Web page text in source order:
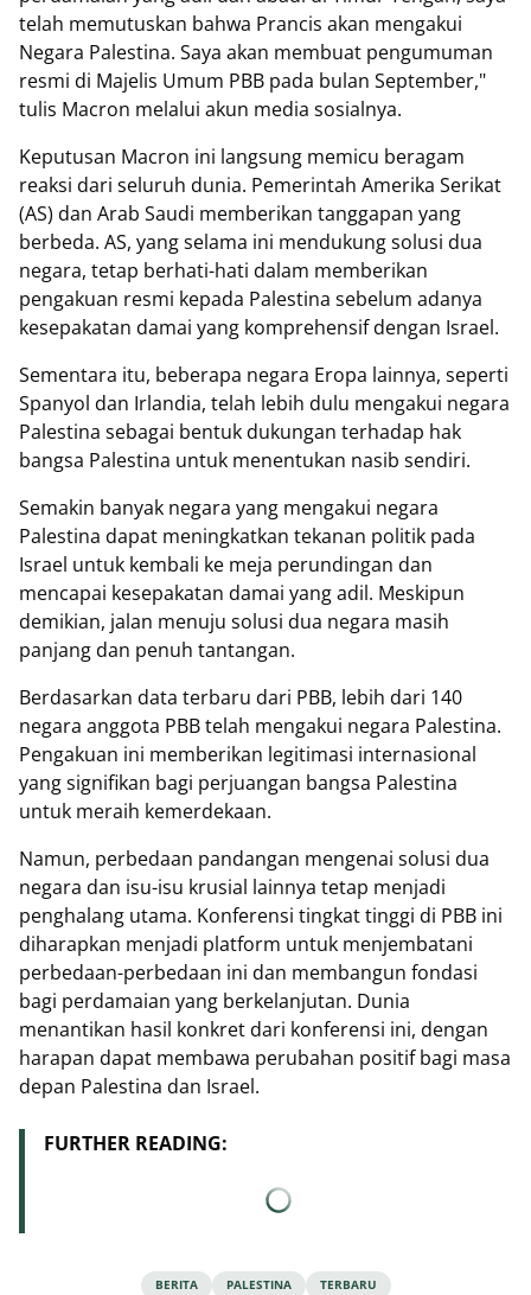
telah memutuskan bahwa Prancis akan mengakui
Negara Palestina. Saya akan membuat pengumuman
resmi di Majelis Umum PBB pada bulan September,"
tulis Macron melalui akun media sosialnya.
Keputusan Macron ini langsung memicu beragam
reaksi dari seluruh dunia. Pemerintah Amerika Serikat
(AS) dan Arab Saudi memberikan tanggapan yang
berbeda. AS, yang selama ini mendukung solusi dua
negara, tetap berhati-hati dalam memberikan
pengakuan resmi kepada Palestina sebelum adanya
kesepakatan damai yang komprehensif dengan Israel.
Sementara itu, beberapa negara Eropa lainnya, seperti
Spanyol dan Irlandia, telah lebih dulu mengakui negara
Palestina sebagai bentuk dukungan terhadap hak
bangsa Palestina untuk menentukan nasib sendiri.
Semakin banyak negara yang mengakui negara
Palestina dapat meningkatkan tekanan politik pada
Israel untuk kembali ke meja perundingan dan
mencapai kesepakatan damai yang adil. Meskipun
demikian, jalan menuju solusi dua negara masih
panjang dan penuh tantangan.
Berdasarkan data terbaru dari PBB, lebih dari 140
negara anggota PBB telah mengakui negara Palestina.
Pengakuan ini memberikan legitimasi internasional
yang signifikan bagi perjuangan bangsa Palestina
untuk meraih kemerdekaan.
Namun, perbedaan pandangan mengenai solusi dua
negara dan isu-isu krusial lainnya tetap menjadi
penghalang utama. Konferensi tingkat tinggi di PBB ini
diharapkan menjadi platform untuk menjembatani
perbedaan-perbedaan ini dan membangun fondasi
bagi perdamaian yang berkelanjutan. Dunia
menantikan hasil konkret dari konferensi ini, dengan
harapan dapat membawa perubahan positif bagi masa
depan Palestina dan Israel.
FURTHER READING:
BERITA PALESTINA TERBARU